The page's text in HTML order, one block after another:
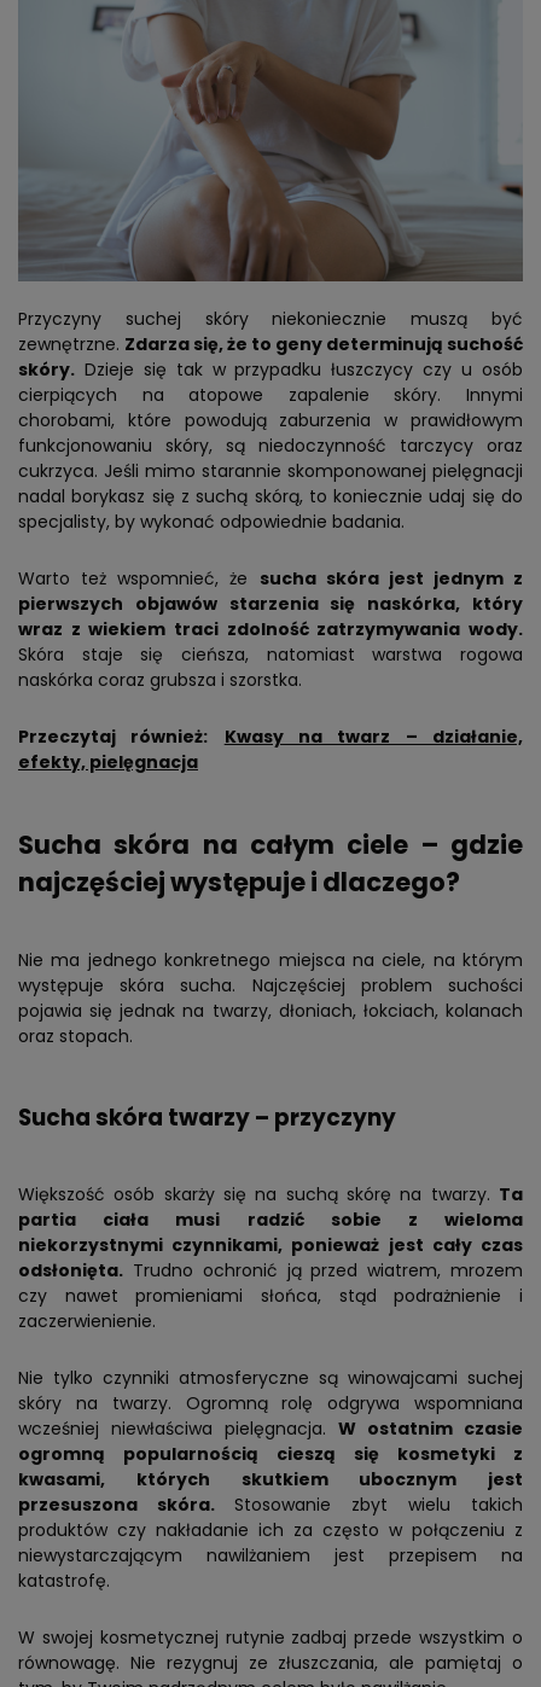
Przyczyny suchej skóry niekoniecznie muszą być
zewnętrzne. Zdarza się, że to geny determinują suchość
skóry. Dzieje się tak w przypadku łuszczycy czy u osób
cierpiących na atopowe zapalenie skóry. Innymi
chorobami, które powodują zaburzenia w prawidłowym
funkcjonowaniu skóry, są niedoczynność tarczycy oraz
cukrzyca. Jeśli mimo starannie skomponowanej pielęgnacji
nadal borykasz się z suchą skórą, to koniecznie udaj się do
specjalisty, by wykonać odpowiednie badania.
Warto też wspomnieć, że sucha skóra jest jednym z
pierwszych objawów starzenia się naskórka, który
wraz z wiekiem traci zdolność zatrzymywania wody.
Skóra staje się cieńsza, natomiast warstwa rogowa
naskórka coraz grubsza i szorstka.
Przeczytaj również:
Kwasy na twarz – działanie,
efekty, pielęgnacja
Sucha skóra na całym ciele – gdzie
najczęściej występuje i dlaczego?
Nie ma jednego konkretnego miejsca na ciele, na którym
występuje skóra sucha. Najczęściej problem suchości
pojawia się jednak na twarzy, dłoniach, łokciach, kolanach
oraz stopach.
Sucha skóra twarzy – przyczyny
Większość osób skarży się na suchą skórę na twarzy. Ta
partia ciała musi radzić sobie z wieloma
niekorzystnymi czynnikami, ponieważ jest cały czas
odsłonięta. Trudno ochronić ją przed wiatrem, mrozem
czy nawet promieniami słońca, stąd podrażnienie i
zaczerwienienie.
Nie tylko czynniki atmosferyczne są winowajcami suchej
skóry na twarzy. Ogromną rolę odgrywa wspomniana
wcześniej niewłaściwa pielęgnacja. W ostatnim czasie
ogromną popularnością cieszą się kosmetyki z
kwasami, których skutkiem ubocznym jest
przesuszona skóra. Stosowanie zbyt wielu takich
produktów czy nakładanie ich za często w połączeniu z
niewystarczającym nawilżaniem jest przepisem na
katastrofę.
W swojej kosmetycznej rutynie zadbaj przede wszystkim o
równowagę. Nie rezygnuj ze złuszczania, ale pamiętaj o